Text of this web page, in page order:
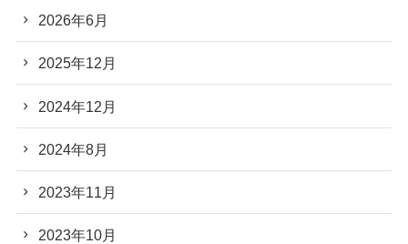
2026年6月
2025年12月
2024年12月
2024年8月
2023年11月
2023年10月